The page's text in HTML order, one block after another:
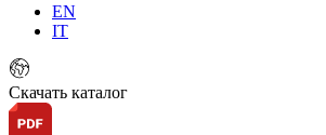
EN
IT
Скачать каталог